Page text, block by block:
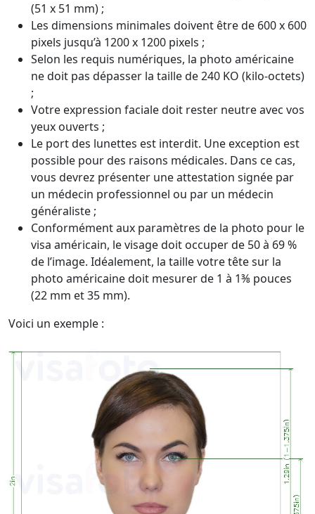
(51 x 51 mm) ;
Les dimensions minimales doivent être de 600 x 600
pixels jusqu’à 1200 x 1200 pixels ;
Selon les requis numériques, la photo américaine
ne doit pas dépasser la taille de 240 KO (kilo-octets)
;
Votre expression faciale doit rester neutre avec vos
yeux ouverts ;
Le port des lunettes est interdit. Une exception est
possible pour des raisons médicales. Dans ce cas,
vous devrez présenter une attestation signée par
un médecin professionnel ou par un médecin
généraliste ;
Conformément aux paramètres de la photo pour le
visa américain, le visage doit occuper de 50 à 69 %
de l’image. Idéalement, la taille votre tête sur la
photo américaine doit mesurer de 1 à 1⅜ pouces
(22 mm et 35 mm).
Voici un exemple :